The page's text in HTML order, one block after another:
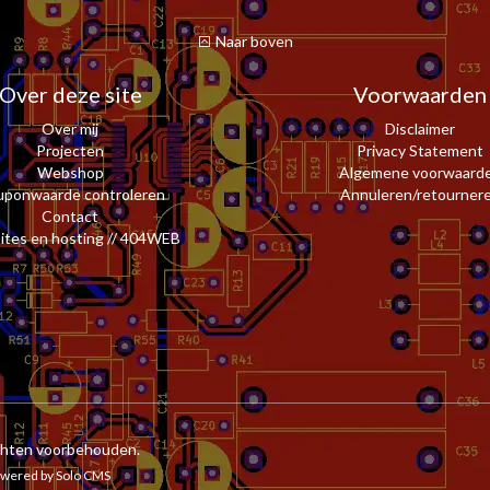
Naar boven
deze site
Over mij
Projecten
Webshop
controleren
Contact
en hosting // 404WEB
Voorwaarden
Disclaimer
Privacy Statement
Algemene
Annuleren/
voorbehouden.
bySolo CMS